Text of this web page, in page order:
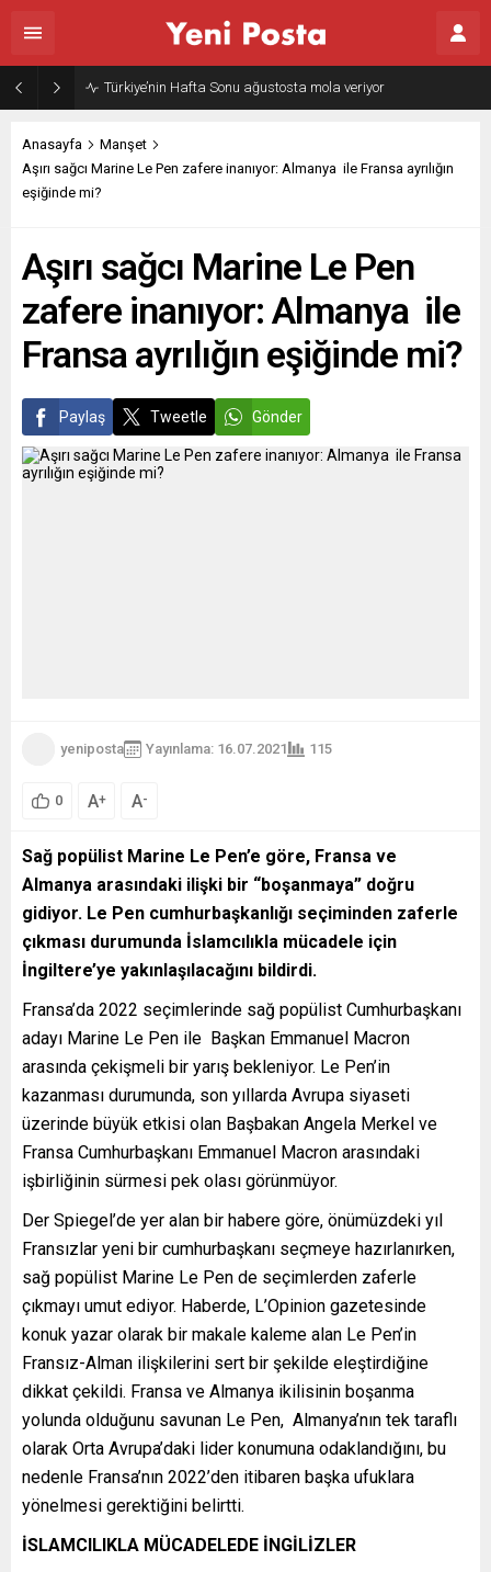
Türkiye’nin Hafta Sonu ağustosta mola veriyor
Anasayfa
Manşet
Aşırı sağcı Marine Le Pen zafere inanıyor: Almanya ile Fransa ayrılığın
eşiğinde mi?
Aşırı sağcı Marine Le Pen
zafere inanıyor: Almanya ile
Fransa ayrılığın eşiğinde mi?
Paylaş Tweetle Gönder
yeniposta Yayınlama: 16.07.2021 115
0 A+ A-
Sağ popülist Marine Le Pen’e göre, Fransa ve
Almanya arasındaki ilişki bir “boşanmaya” doğru
gidiyor. Le Pen cumhurbaşkanlığı seçiminden zaferle
çıkması durumunda İslamcılıkla mücadele için
İngiltere’ye yakınlaşılacağını bildirdi.
Fransa’da 2022 seçimlerinde sağ popülist Cumhurbaşkanı
adayı Marine Le Pen ile Başkan Emmanuel Macron
arasında çekişmeli bir yarış bekleniyor. Le Pen’in
kazanması durumunda, son yıllarda Avrupa siyaseti
üzerinde büyük etkisi olan Başbakan Angela Merkel ve
Fransa Cumhurbaşkanı Emmanuel Macron arasındaki
işbirliğinin sürmesi pek olası görünmüyor.
Der Spiegel’de yer alan bir habere göre, önümüzdeki yıl
Fransızlar yeni bir cumhurbaşkanı seçmeye hazırlanırken,
sağ popülist Marine Le Pen de seçimlerden zaferle
çıkmayı umut ediyor. Haberde, L’Opinion gazetesinde
konuk yazar olarak bir makale kaleme alan Le Pen’in
Fransız-Alman ilişkilerini sert bir şekilde eleştirdiğine
dikkat çekildi. Fransa ve Almanya ikilisinin boşanma
yolunda olduğunu savunan Le Pen, Almanya’nın tek taraflı
olarak Orta Avrupa’daki lider konumuna odaklandığını, bu
nedenle Fransa’nın 2022’den itibaren başka ufuklara
yönelmesi gerektiğini belirtti.
İSLAMCILIKLA MÜCADELEDE İNGİLİZLER